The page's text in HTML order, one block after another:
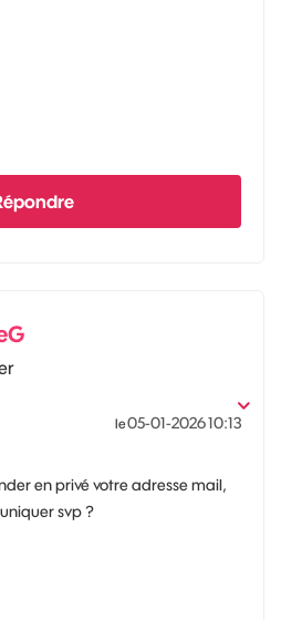
le‎05-01-202610:13
en privé votre adresse mail,
svp ?